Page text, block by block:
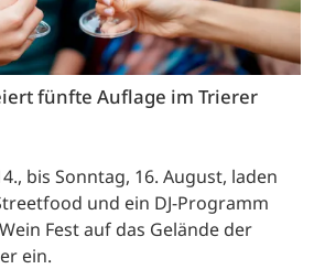
fünfte Auflage im Trierer
bis Sonntag, 16. August, laden
und ein DJ-Programm
Fest auf das Gelände der
ein.